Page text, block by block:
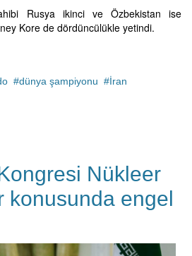
Rusya ikinci ve Özbekistan ise
Kore de dördüncülükle yetindi.
dünya şampiyonu
İran
Nükleer
konusunda engel